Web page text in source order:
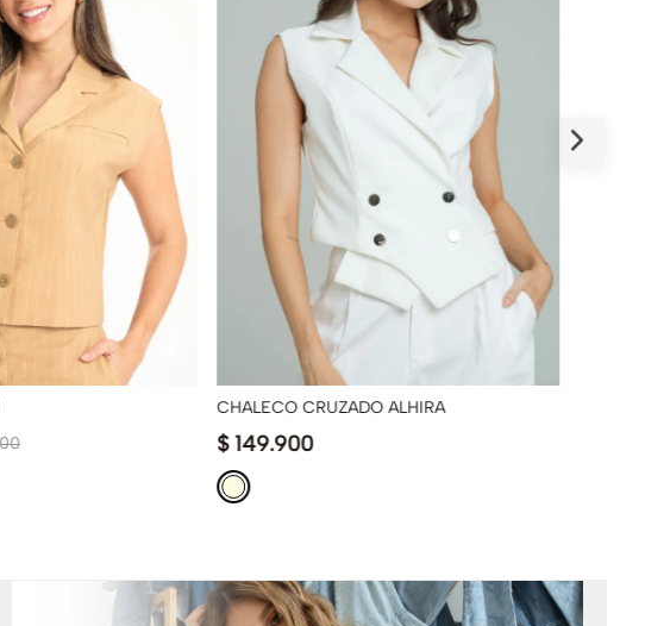
CHALECO CRUZADO ALHIRA
$ 149.900